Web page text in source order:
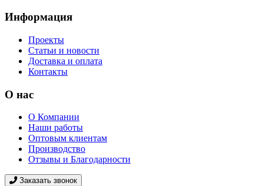
Информация
Проекты
Статьи и новости
Доставка и оплата
Контакты
О нас
О Компании
Наши работы
Оптовым клиентам
Производство
Отзывы и Благодарности
Заказать звонок